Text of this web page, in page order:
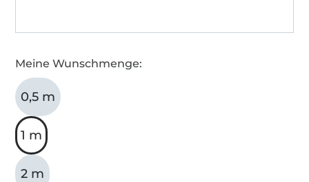
Meine Wunschmenge:
0,5 m
1 m
2 m